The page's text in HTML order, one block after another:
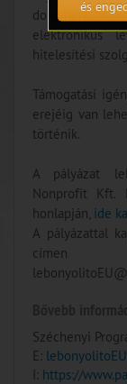
elektronikus
hitelesítési
Támogatási
erejéig van
történik.
A pályázat
Nonprofit Kft.
honlapján, ide
A pályázattal
Széchenyi
E:
I: https://
és